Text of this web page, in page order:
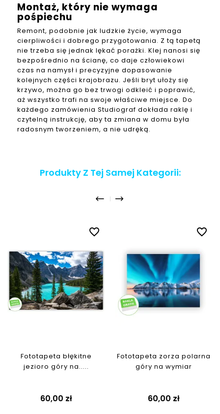
Montaż, który nie wymaga
pośpiechu
Remont, podobnie jak ludzkie życie, wymaga
cierpliwości i dobrego przygotowania. Z tą tapetą
nie trzeba się jednak lękać porażki. Klej nanosi się
bezpośrednio na ścianę, co daje człowiekowi
czas na namysł i precyzyjne dopasowanie
kolejnych części krajobrazu. Jeśli bryt ułoży się
krzywo, można go bez trwogi odkleić i poprawić,
aż wszystko trafi na swoje właściwe miejsce. Do
każdego zamówienia Studiograf dokłada raklę i
czytelną instrukcję, aby ta zmiana w domu była
radosnym tworzeniem, a nie udręką.
Produkty Z Tej Samej Kategorii:
favorite_border
Fototapeta błękitne
jezioro góry na.....
Cena
60,00 zł
favorite_border
Fototapeta zorza polarna
góry na wymiar
Cena
60,00 zł